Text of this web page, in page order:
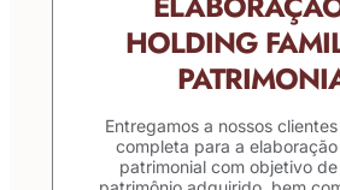
HOLDING
Entregamos a nossos
completa para a
patrimonial com objetivo